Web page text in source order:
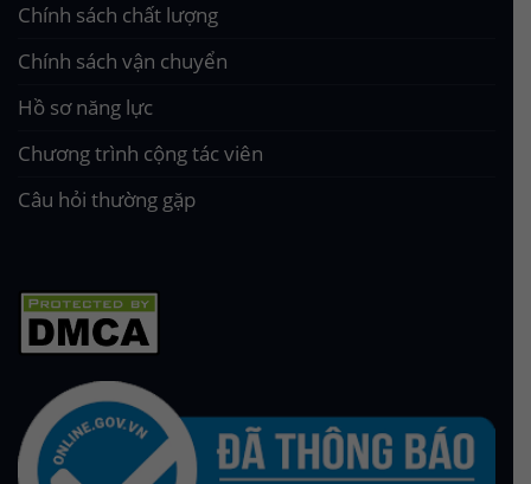
Chính sách chất lượng
Chính sách vận chuyển
Hồ sơ năng lực
Chương trình cộng tác viên
Câu hỏi thường gặp